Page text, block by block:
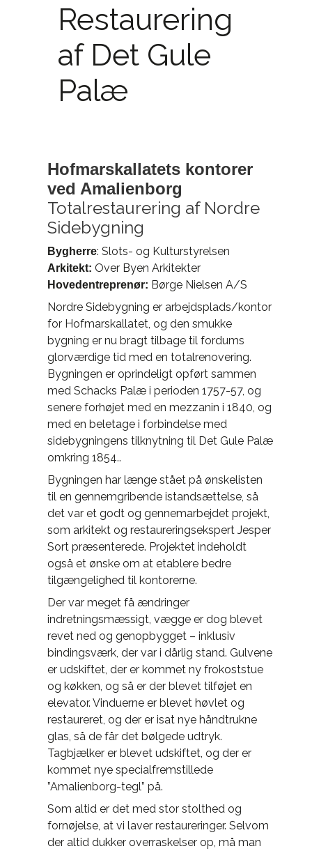
Restaurering
af Det Gule
Palæ
Hofmarskallatets kontorer
ved Amalienborg
Totalrestaurering af Nordre
Bygherre: Slots- og Kulturstyrelsen
Arkitekt: Over Byen Arkitekter
Hovedentreprenør: Børge Nielsen A/S
Nordre Sidebygning er arbejdsplads/kontor
for Hofmarskallatet, og den smukke
bygning er nu bragt tilbage til fordums
glorværdige tid med en totalrenovering.
Bygningen er oprindeligt opført sammen
med Schacks Palæ i perioden 1757-57, og
senere forhøjet med en mezzanin i 1840, og
med en beletage i forbindelse med
sidebygningens tilknytning til Det Gule Palæ
omkring 1854..
Bygningen har længe stået på ønskelisten
til en gennemgribende istandsættelse, så
det var et godt og gennemarbejdet projekt,
som arkitekt og restaureringsekspert Jesper
Sort præsenterede. Projektet indeholdt
også et ønske om at etablere bedre
tilgængelighed til kontorerne.
Der var meget få ændringer
indretningsmæssigt, vægge er dog blevet
revet ned og genopbygget – inklusiv
bindingsværk, der var i dårlig stand. Gulvene
er udskiftet, der er kommet ny frokoststue
og køkken, og så er der blevet tilføjet en
elevator. Vinduerne er blevet høvlet og
restaureret, og der er isat nye håndtrukne
glas, så de får det bølgede udtryk.
Tagbjælker er blevet udskiftet, og der er
kommet nye specialfremstillede
”Amalienborg-tegl” på.
Som altid er det med stor stolthed og
fornøjelse, at vi laver restaureringer. Selvom
der altid dukker overraskelser op, må man